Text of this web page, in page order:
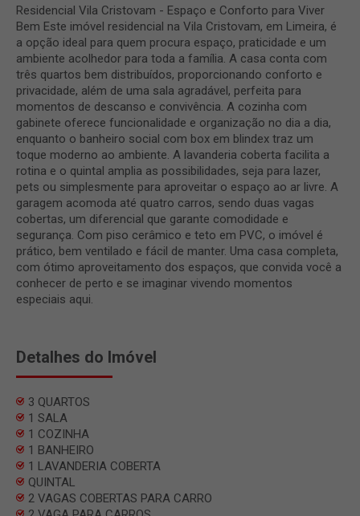
Residencial Vila Cristovam - Espaço e Conforto para Viver
Bem Este imóvel residencial na Vila Cristovam, em Limeira, é
a opção ideal para quem procura espaço, praticidade e um
ambiente acolhedor para toda a família. A casa conta com
três quartos bem distribuídos, proporcionando conforto e
privacidade, além de uma sala agradável, perfeita para
momentos de descanso e convivência. A cozinha com
gabinete oferece funcionalidade e organização no dia a dia,
enquanto o banheiro social com box em blindex traz um
toque moderno ao ambiente. A lavanderia coberta facilita a
rotina e o quintal amplia as possibilidades, seja para lazer,
pets ou simplesmente para aproveitar o espaço ao ar livre. A
garagem acomoda até quatro carros, sendo duas vagas
cobertas, um diferencial que garante comodidade e
segurança. Com piso cerâmico e teto em PVC, o imóvel é
prático, bem ventilado e fácil de manter. Uma casa completa,
com ótimo aproveitamento dos espaços, que convida você a
conhecer de perto e se imaginar vivendo momentos
especiais aqui.
Detalhes do Imóvel
3 QUARTOS
1 SALA
1 COZINHA
1 BANHEIRO
1 LAVANDERIA COBERTA
QUINTAL
2 VAGAS COBERTAS PARA CARRO